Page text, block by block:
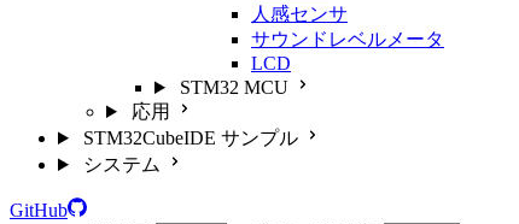
人感センサ
サウンドレベルメータ
LCD
STM32 MCU
応用
STM32CubeIDE サンプル
システム
GitHub